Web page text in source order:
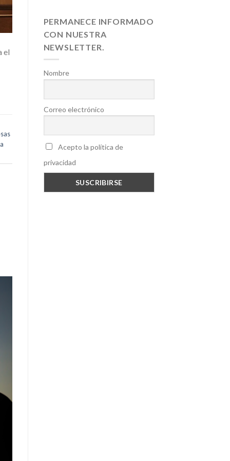
el
PERMANECE INFORMADO
CON NUESTRA
NEWSLETTER.
Nombre
Correo electrónico
Acepto la política de
privacidad